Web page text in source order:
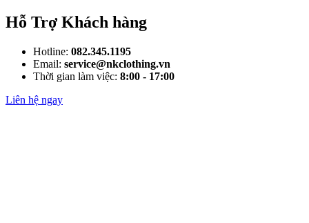
Hỗ Trợ Khách hàng
Hotline: 082.345.1195
Email: service@nkclothing.vn
Thời gian làm việc: 8:00 - 17:00
Liên hệ ngay